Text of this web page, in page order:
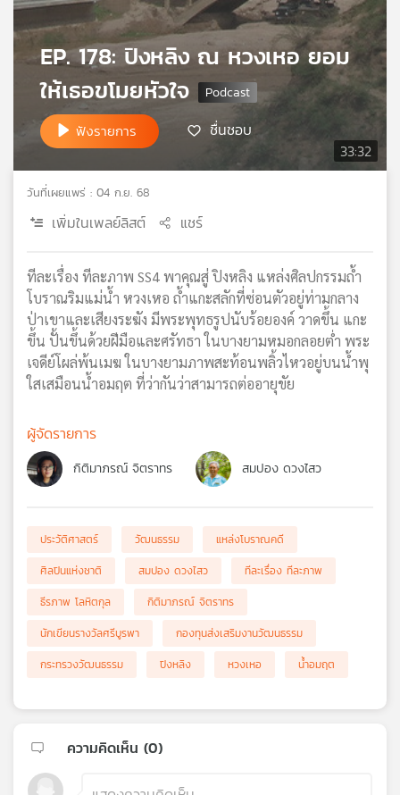
เครือ
ข่าย
พี
แผนที่
เครือ
ข่าย
33:32
EP. 178: ปิงหลิง ณ หวงเหอ ยอม
ให้เธอขโมยหัวใจ
ฟังรายการ ชื่นชอบ
วันที่เผยแพร่ : 04 ก.ย. 68
เพิ่มในเพลย์ลิสต์ แชร์
ทีละเรื่อง ทีละภาพ SS4 พาคุณสู่ ปิงหลิง แหล่งศิลปกรรมถ้ำ
โบราณริมแม่น้ำ หวงเหอ ถ้ำแกะสลักที่ซ่อนตัวอยู่ท่ามกลาง
ป่าเขาและเสียงระฆัง มีพระพุทธรูปนับร้อยองค์ วาดขึ้น แกะ
ขึ้น ปั้นขึ้นด้วยฝีมือและศรัทธา ในบางยามหมอกลอยต่ำ พระ
เจดีย์โผล่พ้นเมฆ ในบางยามภาพสะท้อนพลิ้วไหวอยู่บนน้ำพุ
ใสเสมือนน้ำอมฤต ที่ว่ากันว่าสามารถต่ออายุขัย
ผู้จัดรายการ
กิติมาภรณ์ จิตราทร สมปอง ดวงไสว
ประวัติศาสตร์ วัฒนธรรม
แหล่งโบราณคดี
ศิลปินแห่งชาติ
สมปอง ดวงไสว
ทีละเรื่อง ทีละภาพ
ธีรภาพ โลหิตกุล
กิติมาภรณ์ จิตราทร
นักเขียนรางวัลศรีบูรพา
กองทุนส่งเสริมงานวัฒนธรรม
กระทรวงวัฒนธรรม
ปิงหลิง หวงเหอ น้ำอมฤต
ความคิดเห็น (0)